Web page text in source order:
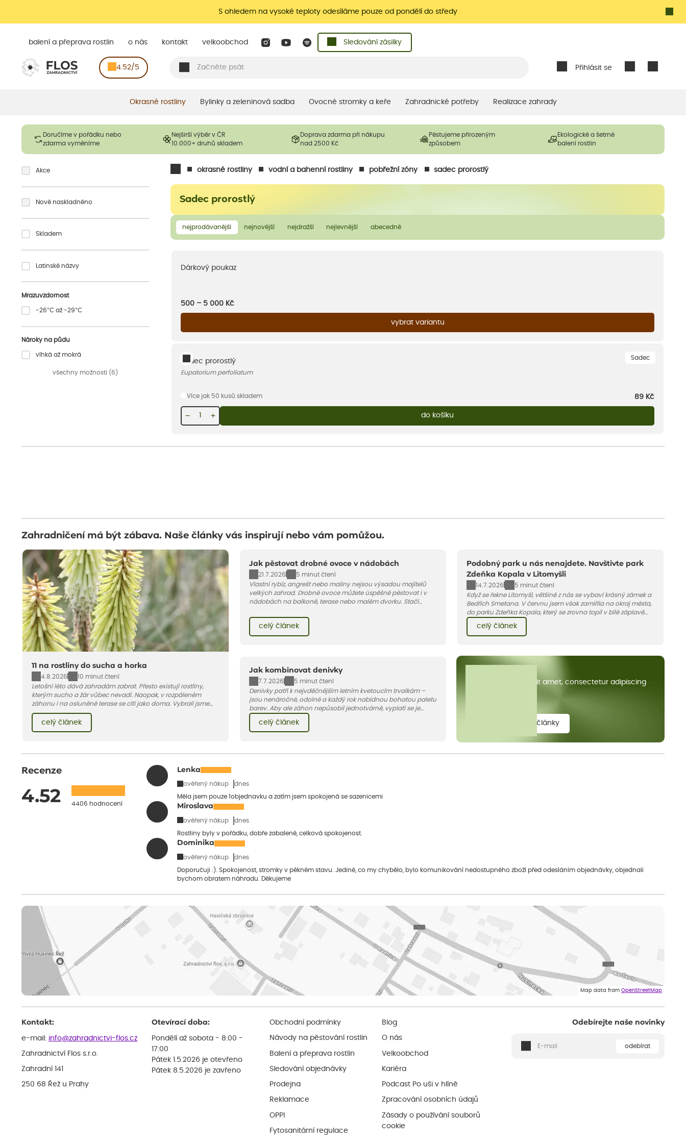
S ohledem na vysoké teploty odesíláme pouze od pondělí do středy
Přihlásit se
balení a přeprava rostlin o nás kontakt velkoobchod Sledování zásilky
4.52/5
Okrasné rostliny Bylinky a zeleninová sadba Ovocné stromky a keře Zahradnické potřeby Realizace zahrady
Doručíme v pořádku nebo
zdarma vyměníme
Nejširší výběr v ČR
10.000+ druhů skladem
Doprava zdarma při nákupu
nad 2500 Kč
Pěstujeme přirozeným
způsobem
Ekologické a šetrné
balení rostlin
okrasné rostliny vodní a bahenní rostliny pobřežní zóny sadec prorostlý
Sadec prorostlý
nejprodávanější nejnovější nejdražší nejlevnější abecedně
Akce
Nově naskladněno
Skladem
Latinské názvy
Mrazuvzdornost
-26°C až -29°C
Nároky na půdu
vlhká až mokrá
všechny možnosti (6)
Dárkový poukaz
500 – 5 000 Kč
vybrat variantu
Sadec
Sadec prorostlý
Eupatorium perfoliatum
Více jak 50 kusů skladem 89 Kč
+
− do košíku
Zahradničení má být zábava. Naše články vás inspirují nebo vám pomůžou.
11 na rostliny do sucha a horka
4.8.2026
10 minut čtení
Letošní léto dává zahradám zabrat. Přesto existují rostliny,
kterým sucho a žár vůbec nevadí. Naopak, v rozpáleném
záhonu i na osluněné terase se cítí jako doma. Vybrali jsme
pro vás 11 tipů na odolné druhy, které zvládnou horké a suché
léto bez pravidelné zálivky. Pojďme se podívat, které to jsou.
celý článek
Jak pěstovat drobné ovoce v nádobách
21.7.2026
5 minut čtení
Vlastní rybíz, angrešt nebo maliny nejsou výsadou majitelů
velkých zahrad. Drobné ovoce můžete úspěšně pěstovat i v
nádobách na balkoně, terase nebo malém dvorku. Stačí
pár základních pravidel. V tomto článku vám poradíme, jak na
celý článek
Podobný park u nás nenajdete. Navštivte park
Zdeňka Kopala v Litomyšli
14.7.2026
5 minut čtení
Když se řekne Litomyšl, většině z nás se vybaví krásný zámek a
Bedřich Smetana. V červnu jsem však zamířila na okraj města,
do parku Zdeňka Kopala, který se zrovna topil v bílé záplavě
kvetoucích kopretin. Fotky řeknou víc než slova, přidávám k
nim pár řádků o tom, jak tento jedinečný kus krajiny vznikl.
celý článek
Jak kombinovat denivky
7.7.2026
5 minut čtení
Denivky patří k nejvděčnějším letním kvetoucím trvalkám –
jsou nenáročné, odolné a každý rok nabídnou bohatou paletu
barev. Aby ale záhon nepůsobil jednotvárně, vyplatí se je
jakými trvalkami a travinami denivky nejlépe ladí.
celý článek
Lorem ipsum dolor sit amet, consectetur adipiscing
zobrazit všechny články
Recenze
4.52 4406 hodnocení
Lenka
ověřený nákup dnes
Měla jsem pouze 1objednavku a zatím jsem spokojená se sazenicemi
Miroslava
ověřený nákup dnes
Rostliny byly v pořádku, dobře zabalené, celková spokojenost.
Dominika
ověřený nákup dnes
Doporučuji :). Spokojenost, stromky v pěkném stavu. Jediné, co my chybělo, bylo komunikování nedostupného zboží před odesláním objednávky, objednali
bychom obratem náhradu. Děkujeme
Map data from OpenStreetMap
Kontakt:
e-mail: info@zahradnictvi-flos.cz
Zahradnictví Flos s.r.o.
Zahradní 141
250 68 Řež u Prahy
Otevírací doba:
Pondělí až sobota - 8:00 -
17:00
Pátek 1.5.2026 je otevřeno
Pátek 8.5.2026 je zavřeno
Obchodní podmínky
Návody na pěstování rostlin
Balení a přeprava rostlin
Sledování objednávky
Prodejna
Reklamace
OPPI
Fytosanitární regulace
Blog
O nás
Velkoobchod
Kariéra
Podcast Po uši v hlíně
Zpracování osobních údajů
Zásady o používání souborů
cookie
Odebírejte naše novinky
odebírat